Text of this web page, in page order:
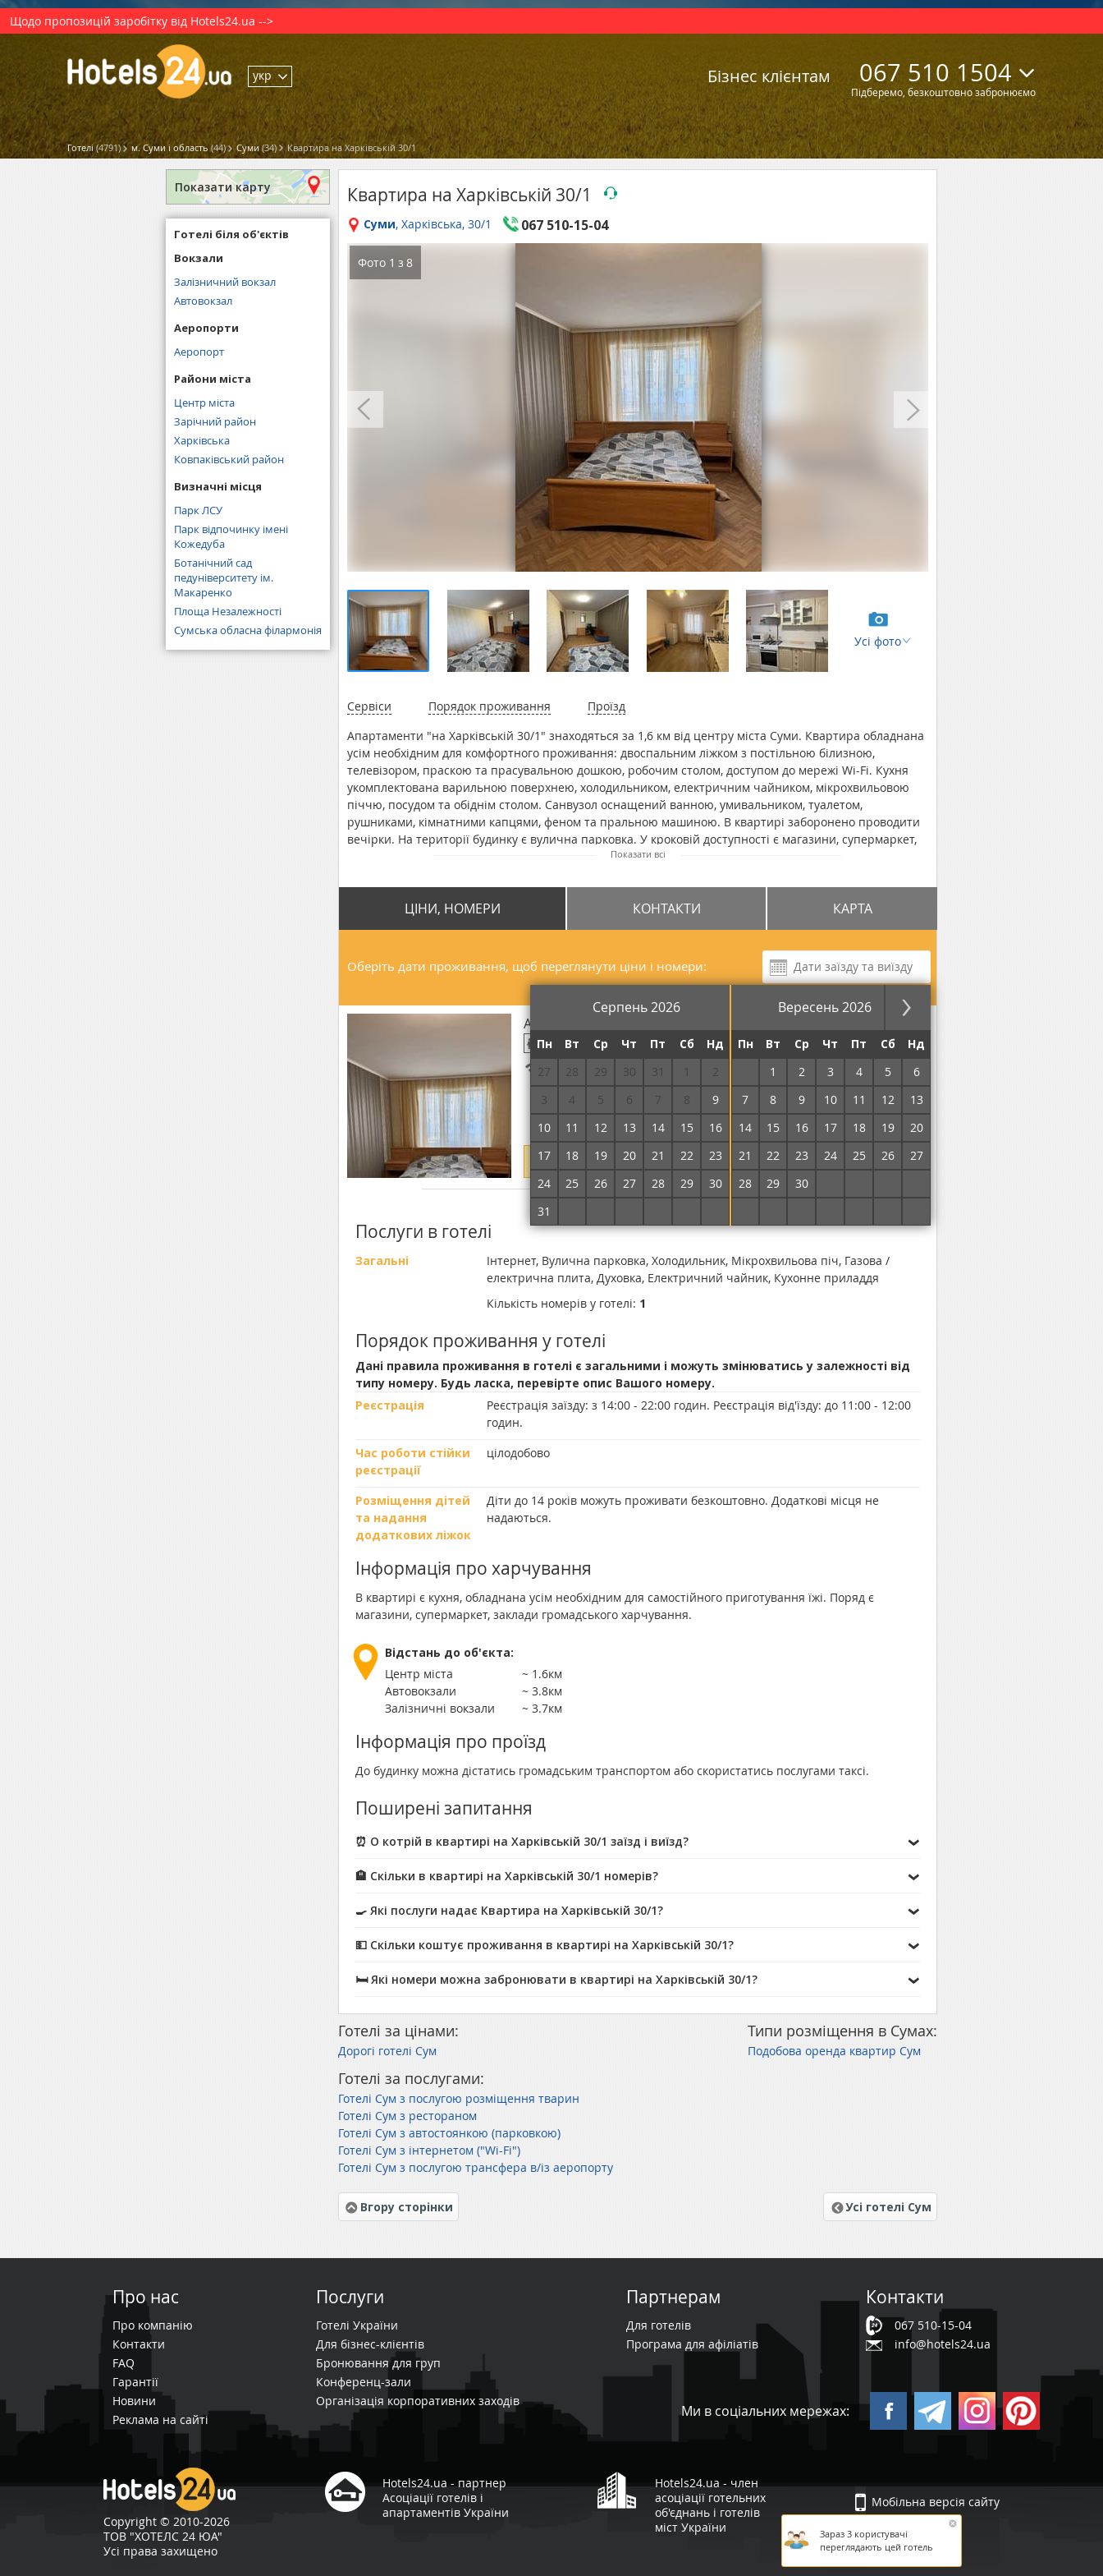
Щодо пропозицій заробітку від Hotels24.ua -->
укр Бізнес клієнтам 067 510 1504
Підберемо, безкоштовно забронюємо
Готелі (4791) м. Суми і область (44) Суми (34) Квартира на Харківській 30/1
Зараз 3 користувачі
переглядають цей готель
Квартира на Харківській 30/1
Суми, Харківська, 30/1 067 510-15-04
Фото 1 з 8
Усі фото
Сервіси Порядок проживання
Проїзд
Апартаменти "на Харківській 30/1" знаходяться за 1,6 км від центру міста Суми. Квартира обладнана
усім необхідним для комфортного проживання: двоспальним ліжком з постільною білизною,
телевізором, праскою та прасувальною дошкою, робочим столом, доступом до мережі Wi-Fi. Кухня
укомплектована варильною поверхнею, холодильником, електричним чайником, мікрохвильовою
піччю, посудом та обіднім столом. Санвузол оснащений ванною, умивальником, туалетом,
рушниками, кімнатними капцями, феном та пральною машиною. В квартирі заборонено проводити
вечірки. На території будинку є вулична парковка. У кроковій доступності є магазини, супермаркет,
кафе, кав'ярня, зупинка громадського транспорту. Відстань від апартаментів "на Харківській 30/1" до
Показати всі
ЦІНИ, НОМЕРИ КОНТАКТИ КАРТА
Оберіть дати проживання, щоб переглянути ціни і номери:
Серпень 2026 Вересень 2026
Пн Вт Ср Чт Пт Сб
Нд
27
28 29 30 31 1
2
3
4 5 6 7 8
9
10
11 12 13 14 15
16
17
18 19 20 21 22
23
24
25 26 27 28 29
30
31
Пн Вт Ср Чт Пт Сб
Нд
1 2 3 4 5
6
7
8 9 10 11 12
13
14
15 16 17 18 19
20
21
22 23 24 25 26
27
28
29 30
Апартаменти двомісний
Безкоштовний Wi-Fi
за ніч
Без комісії!
Вкажіть дати проживання, щоб уточнити ціни і забронювати номер
Докладніше про номер
Послуги в готелі
Загальні
Інтернет, Вулична парковка, Холодильник, Мікрохвильова піч, Газова /
електрична плита, Духовка, Електричний чайник, Кухонне приладдя
Кількість номерів у готелі: 1
Порядок проживання у готелі
Дані правила проживання в готелі є загальними і можуть змінюватись у залежності від
типу номеру. Будь ласка, перевірте опис Вашого номеру.
Реєстрація
Реєстрація заїзду: з 14:00 - 22:00 годин. Реєстрація від'їзду: до 11:00 - 12:00
годин.
Час роботи стійки
реєстрації
цілодобово
Розміщення дітей
та надання
додаткових ліжок
Діти до 14 років можуть проживати безкоштовно. Додаткові місця не
надаються.
Інформація про харчування
В квартирі є кухня, обладнана усім необхідним для самостійного приготування їжі. Поряд є
магазини, супермаркет, заклади громадського харчування.
Відстань до об'єкта:
Центр міста
~ 1.6км
Автовокзали
~ 3.8км
Залізничні вокзали
~ 3.7км
Інформація про проїзд
До будинку можна дістатись громадським транспортом або скористатись послугами таксі.
Поширені запитання
⏰ О котрій в квартирі на Харківській 30/1 заїзд і виїзд?
🏨 Скільки в квартирі на Харківській 30/1 номерів?
🍳 Які послуги надає Квартира на Харківській 30/1?
💵 Скільки коштує проживання в квартирі на Харківській 30/1?
🛏️ Які номери можна забронювати в квартирі на Харківській 30/1?
Готелі за цінами:
Дорогі готелі Сум
Типи розміщення в Сумах:
Подобова оренда квартир Сум
Готелі за послугами:
Готелі Сум з послугою розміщення тварин
Готелі Сум з рестораном
Готелі Сум з автостоянкою (парковкою)
Готелі Сум з інтернетом ("Wi-Fi")
Готелі Сум з послугою трансфера в/із аеропорту
Вгору сторінки Усі готелі Сум
Показати карту
Готелі біля об'єктів
Вокзали
Залізничний вокзал
Автовокзал
Аеропорти
Аеропорт
Райони міста
Центр міста
Зарічний район
Харківська
Ковпаківський район
Визначні місця
Парк ЛСУ
Парк відпочинку імені
Кожедуба
Ботанічний сад
педуніверситету ім.
Макаренко
Площа Незалежності
Сумська обласна філармонія
Про нас
Про компанію
Контакти
FAQ
Гарантії
Новини
Реклама на сайті
Послуги
Готелі України
Для бізнес-клієнтів
Бронювання для груп
Конференц-зали
Організація корпоративних заходів
Партнерам
Для готелів
Програма для афіліатів
Контакти
067 510-15-04
info@hotels24.ua
Ми в соціальних мережах:
Copyright © 2010-2026
ТОВ "ХОТЕЛС 24 ЮА"
Усі права захищено
Hotels24.ua - партнер
Асоціації готелів і
апартаментів України
Hotels24.ua - член
асоціації готельних
об'єднань і готелів
міст України
Мобільна версія сайту